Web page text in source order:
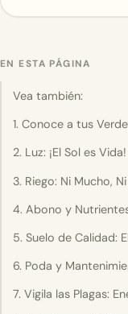
EN ESTA PÁGINA
Vea también:
1. Conoce a tus
2. Luz: ¡El Sol es Vida!
3. Riego: Ni Mucho,
4. Abono y
5. Suelo de Calidad:
6. Poda y
7. Vigila las Plagas: